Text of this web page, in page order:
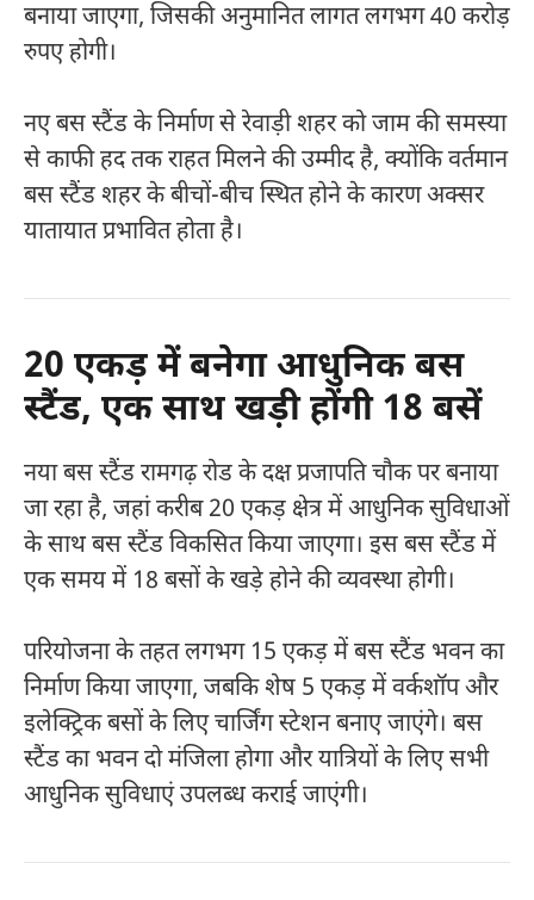
बनाया जाएगा, जिसकी अनुमानित लागत लगभग 40 करोड़
रुपए होगी।
नए बस स्टैंड के निर्माण से रेवाड़ी शहर को जाम की समस्या
से काफी हद तक राहत मिलने की उम्मीद है, क्योंकि वर्तमान
बस स्टैंड शहर के बीचों-बीच स्थित होने के कारण अक्सर
यातायात प्रभावित होता है।
20 एकड़ में बनेगा आधुनिक बस
स्टैंड, एक साथ खड़ी होंगी 18 बसें
नया बस स्टैंड रामगढ़ रोड के दक्ष प्रजापति चौक पर बनाया
जा रहा है, जहां करीब 20 एकड़ क्षेत्र में आधुनिक सुविधाओं
के साथ बस स्टैंड विकसित किया जाएगा। इस बस स्टैंड में
एक समय में 18 बसों के खड़े होने की व्यवस्था होगी।
परियोजना के तहत लगभग 15 एकड़ में बस स्टैंड भवन का
निर्माण किया जाएगा, जबकि शेष 5 एकड़ में वर्कशॉप और
इलेक्ट्रिक बसों के लिए चार्जिंग स्टेशन बनाए जाएंगे। बस
स्टैंड का भवन दो मंजिला होगा और यात्रियों के लिए सभी
आधुनिक सुविधाएं उपलब्ध कराई जाएंगी।